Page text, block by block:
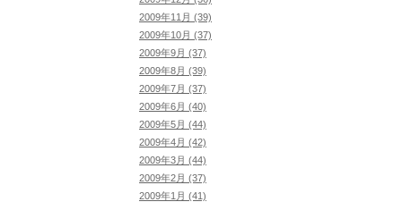
2009年11月 (39)
2009年10月 (37)
2009年9月 (37)
2009年8月 (39)
2009年7月 (37)
2009年6月 (40)
2009年5月 (44)
2009年4月 (42)
2009年3月 (44)
2009年2月 (37)
2009年1月 (41)